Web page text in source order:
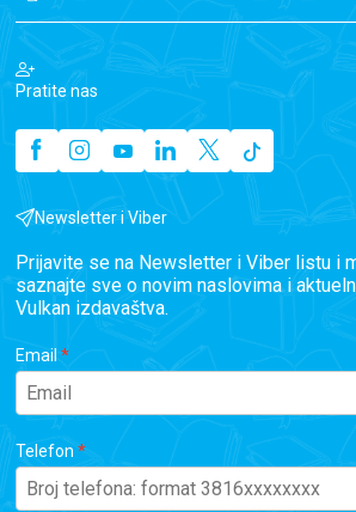
Pratite nas
Newsletter i Viber
Prijavite se na Newsletter i Viber listu i
saznajte sve o novim naslovima i
Vulkan izdavaštva.
Email
Telefon